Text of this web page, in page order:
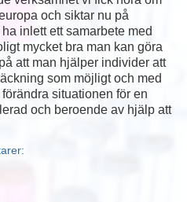
och siktar nu på
inlett ett samarbete med
mycket bra man kan göra
att man hjälper individer att
som möjligt och med
situationen för en
och beroende av hjälp att